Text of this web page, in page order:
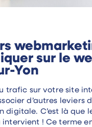
sur le
Yon
trafic sur votre site
d’autres leviers
digitale. C’est là que
! Ce terme